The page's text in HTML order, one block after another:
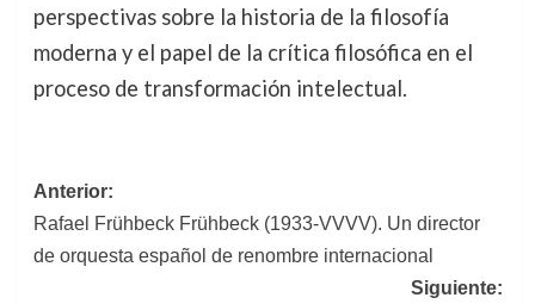
perspectivas sobre la historia de la filosofía
moderna y el papel de la crítica filosófica en el
proceso de transformación intelectual.
Navegación
de
Anterior:
Rafael Frühbeck Frühbeck (1933-VVVV). Un director
de orquesta español de renombre internacional
Siguiente: